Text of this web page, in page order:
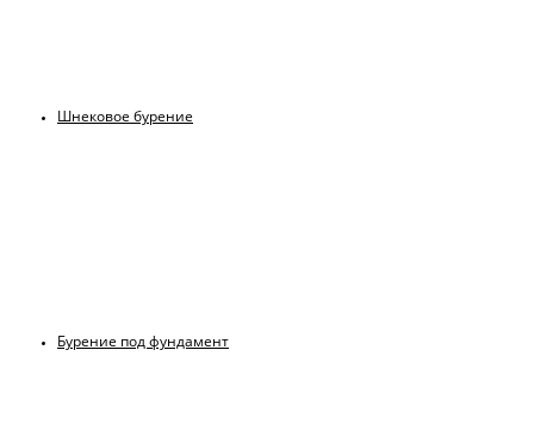
Шнековое бурение
Бурение под фундамент